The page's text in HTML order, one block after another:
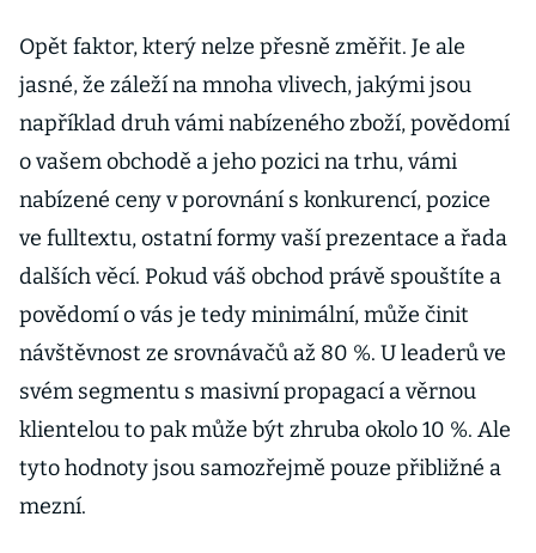
Opět faktor, který nelze přesně změřit. Je ale
jasné, že záleží na mnoha vlivech, jakými jsou
například druh vámi nabízeného zboží, povědomí
o vašem obchodě a jeho pozici na trhu, vámi
nabízené ceny v porovnání s konkurencí, pozice
ve fulltextu, ostatní formy vaší prezentace a řada
dalších věcí. Pokud váš obchod právě spouštíte a
povědomí o vás je tedy minimální, může činit
návštěvnost ze srovnávačů až 80 %. U leaderů ve
svém segmentu s masivní propagací a věrnou
klientelou to pak může být zhruba okolo 10 %. Ale
tyto hodnoty jsou samozřejmě pouze přibližné a
mezní.